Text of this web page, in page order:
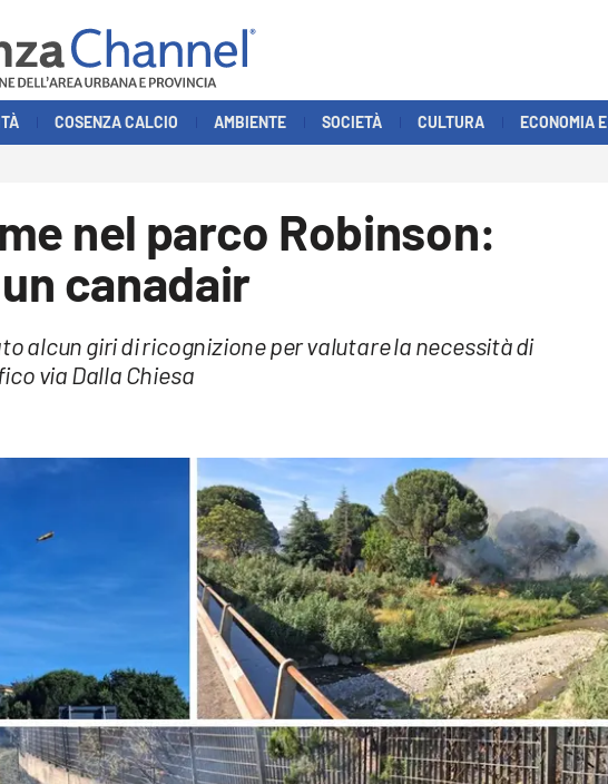
COSENZA CALCIO AMBIENTE SOCIETÀ CULTURA ECONOMIA
nel parco Robinson:
canadair
alcun giri di ricognizione per valutare la necessità di
via Dalla Chiesa